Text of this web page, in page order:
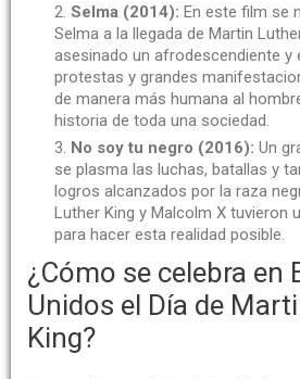
Selma (2014): En este film se
Selma a la llegada de Martin
asesinado un afrodescendiente y
protestas y grandes
de manera más humana al
historia de toda una sociedad.
No soy tu negro (2016): Un
se plasma las luchas, batallas y
logros alcanzados por la raza
Luther King y Malcolm X tuvieron
para hacer esta realidad posible.
¿Cómo se celebra en
Unidos el Día de
King?